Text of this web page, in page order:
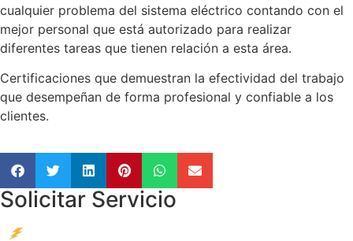
cualquier problema del sistema eléctrico contando con el
mejor personal que está autorizado para realizar
diferentes tareas que tienen relación a esta área.
Certificaciones que demuestran la efectividad del trabajo
que desempeñan de forma profesional y confiable a los
clientes.
Solicitar Servicio